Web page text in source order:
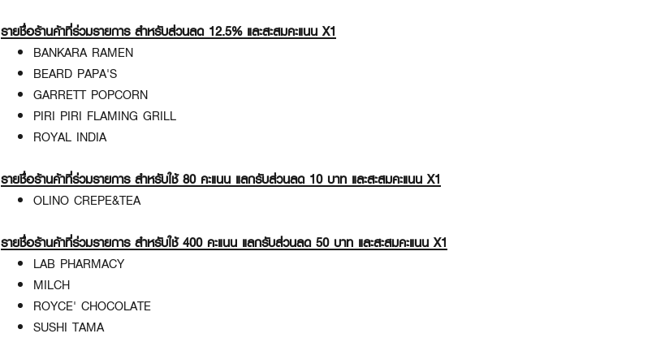
รายชื่อร้านค้าที่ร่วมรายการ สำหรับส่วนลด 12.5% และสะสมคะแนน X1
BANKARA RAMEN
BEARD PAPA'S
GARRETT POPCORN
PIRI PIRI FLAMING GRILL
ROYAL INDIA
รายชื่อร้านค้าที่ร่วมรายการ สำหรับใช้ 80 คะแนน แลกรับส่วนลด 10 บาท และสะสมคะแนน X1
OLINO CREPE&TEA
รายชื่อร้านค้าที่ร่วมรายการ สำหรับใช้ 400 คะแนน แลกรับส่วนลด 50 บาท และสะสมคะแนน X1
LAB PHARMACY
MILCH
ROYCE' CHOCOLATE
SUSHI TAMA